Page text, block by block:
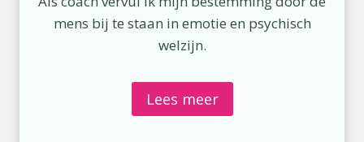
mens bij te staan in emotie en psychisch
welzijn.
Lees meer